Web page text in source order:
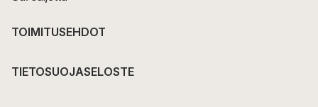
TOIMITUSEHDOT
TIETOSUOJASELOSTE